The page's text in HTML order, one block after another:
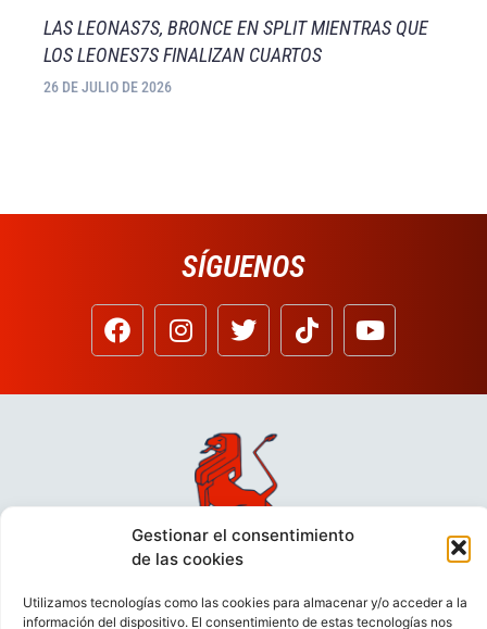
Gestionar el consentimiento
de las cookies
Utilizamos tecnologías como las cookies para almacenar y/o acceder a la
información del dispositivo. El consentimiento de estas tecnologías nos
LAS LEONAS7S, BRONCE EN SPLIT MIENTRAS QUE
LOS LEONES7S FINALIZAN CUARTOS
26 DE JULIO DE 2026
SÍGUENOS